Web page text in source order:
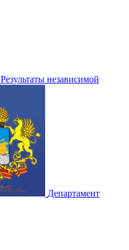
Результаты независимой
Департамент